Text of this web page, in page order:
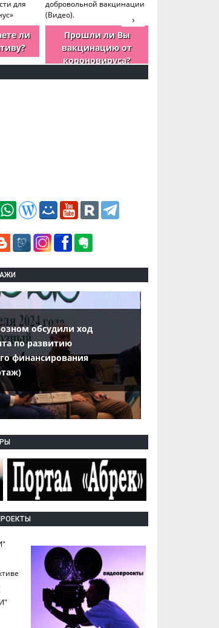
ли
Прошли ли Вы
вакцинацию от
короновируса?
›
обсудили ход
по развитию
финансирования